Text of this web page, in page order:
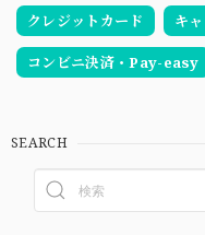
クレジットカード
キ
コンビニ決済・Pay-easy
SEARCH